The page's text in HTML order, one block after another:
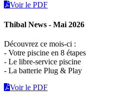
Voir le PDF
Thibal News - Mai 2026
Découvrez ce mois-ci :
- Votre piscine en 8 étapes
- Le libre-service piscine
- La batterie Plug & Play
Voir le PDF